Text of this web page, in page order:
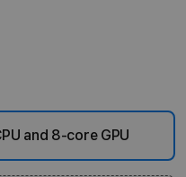
and 8‑core GPU